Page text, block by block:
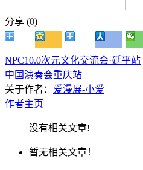
分享 (0)
NPC10.0次元文化交流会·延平站
中国演奏会重庆站
关于作者： 爱漫展-小爱
作者主页
没有相关文章!
暂无相关文章！